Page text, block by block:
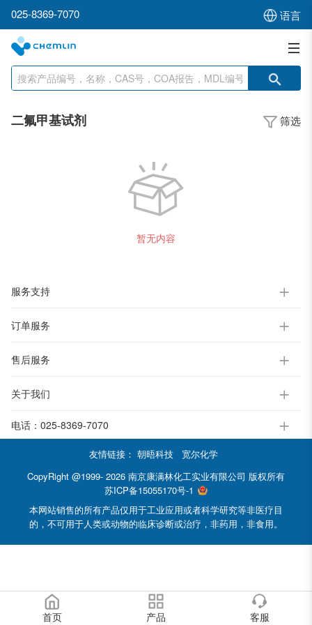
025-8369-7070 语言
二氟甲基试剂 筛选
暂无内容
服务支持
订单服务
售后服务
关于我们
电话： 025-8369-7070
友情链接： 朝晤科技
宽尔化学
CopyRight @1999- 2026 南京康满林化工实业有限公司 版权所有
苏ICP备15055170号-1
本网站销售的所有产品仅用于工业应用或者科学研究等非医疗目
的，不可用于人类或动物的临床诊断或治疗，非药用，非食用。
首页 产品 客服